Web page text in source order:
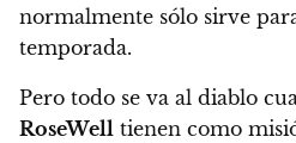
normalmente sólo sirve
temporada.
Pero todo se va al diablo
RoseWell tienen como